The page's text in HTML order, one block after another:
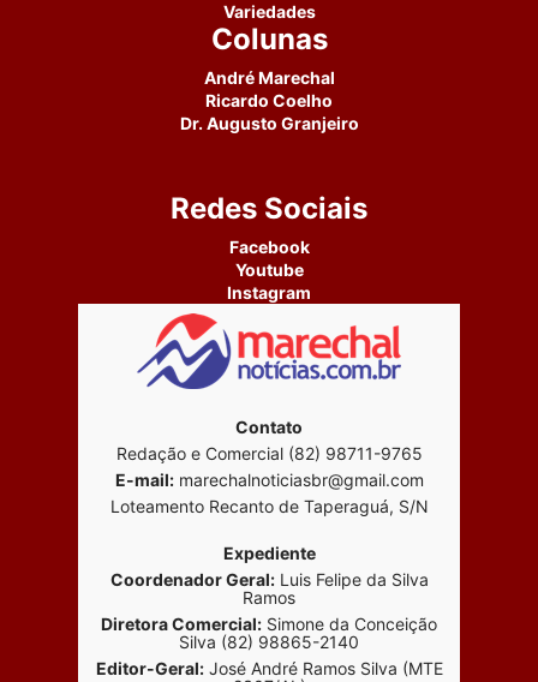
Variedades
Colunas
André Marechal
Ricardo Coelho
Dr. Augusto Granjeiro
Redes Sociais
Facebook
Youtube
Instagram
Contato
Redação e Comercial (82) 98711-9765
E-mail:marechalnoticiasbr@gmail.com
Loteamento Recanto de Taperaguá, S/N
Expediente
Coordenador Geral:Luis Felipe da Silva
Ramos
Diretora Comercial: Simone da Conceição
Silva (82) 98865-2140
Editor-Geral:José André Ramos Silva (MTE